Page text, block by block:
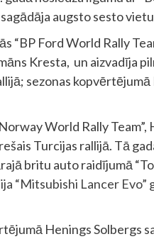
augsto sesto
“BP Ford World Rally
Kresta, un aizvadīja
sezonas
World Rally Team”,
Turcijas rallijā. Tā
britu auto raidījumā
“Mitsubishi Lancer Evo”
Henings Solbergs